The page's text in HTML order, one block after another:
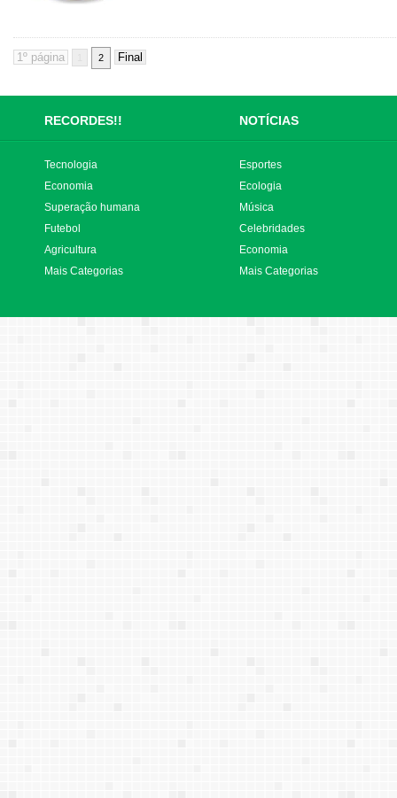
2
RECORDES!! NOTÍCIAS
Tecnologia
Economia
Superação humana
Futebol
Agricultura
Mais Categorias
Esportes
Ecologia
Música
Celebridades
Economia
Mais Categorias